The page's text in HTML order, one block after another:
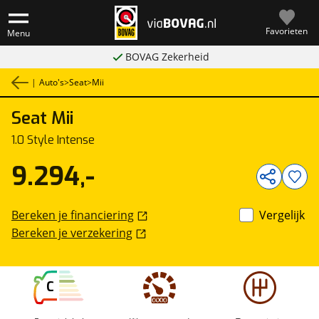
Menu Favorieten
BOVAG Zekerheid
| Auto's>Seat>Mii
Seat Mii
1.0 Style Intense
C
9.294,-
Bereken je financiering
Bereken je verzekering
Vergelijk